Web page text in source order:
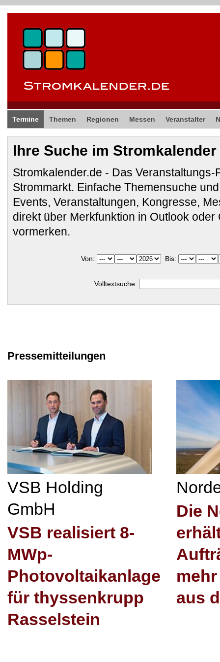
Termine Themen Regionen Messen Veranstalter
Ihre Suche im Stromkalender
Stromkalender.de - Das Veranstaltungs-
Strommarkt. Einfache Themensuche
Events, Veranstaltungen, Kongresse,
direkt über Merkfunktion in Outlook oder
vormerken.
Von: Bis:
Volltextsuche:
Pressemitteilungen
VSB Holding
GmbH
VSB realisiert 8-
MWp-
Photovoltaikanlage
für thyssenkrupp
Rasselstein
Die
aus